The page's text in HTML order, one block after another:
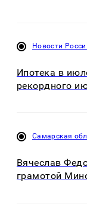
Новости
Ипотека в
рекордного
Самарская
Вячеслав
грамотой